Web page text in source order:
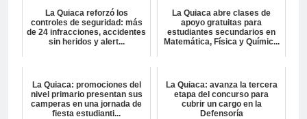
La Quiaca reforzó los
controles de seguridad: más
de 24 infracciones, accidentes
sin heridos y alert...
La Quiaca abre clases de
apoyo gratuitas para
estudiantes secundarios en
Matemática, Física y Químic...
La Quiaca: promociones del
nivel primario presentan sus
camperas en una jornada de
fiesta estudianti...
La Quiaca: avanza la tercera
etapa del concurso para
cubrir un cargo en la
Defensoría